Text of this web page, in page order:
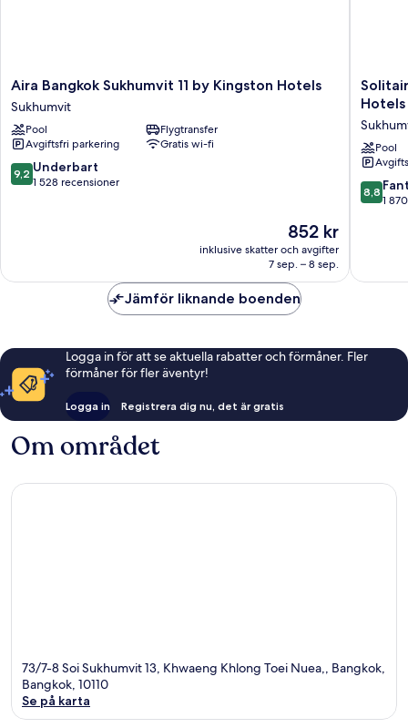
Aira
Bangkok
Sukhumvit
11
by
Kingston
Hotels
Aira Bangkok Sukhumvit 11 by Kingston Hotels
Sukhumvit
Pool
Flygtransfer
Avgiftsfri parkering
Gratis wi-fi
9.2
av
9,2 Underbart
1 528 recensioner
Priset
är
852 kr
852 kr
inklusive skatter och avgifter
7 sep. – 8 sep.
Solitaire
11
by
Hotels
Hotels
Pool
8.8
av
8,8
1
Jämför liknande boenden
Logga in för att se aktuella rabatter och förmåner. Fler
förmåner för fler äventyr!
Logga in Registrera dig nu, det är gratis
Om området
73/7-8 Soi Sukhumvit 13, Khwaeng Khlong Toei Nuea,, Bangkok,
Bangkok, 10110
Se på karta